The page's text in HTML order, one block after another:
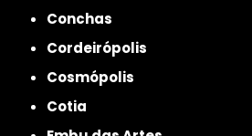
Conchas
Cordeirópolis
Cosmópolis
Cotia